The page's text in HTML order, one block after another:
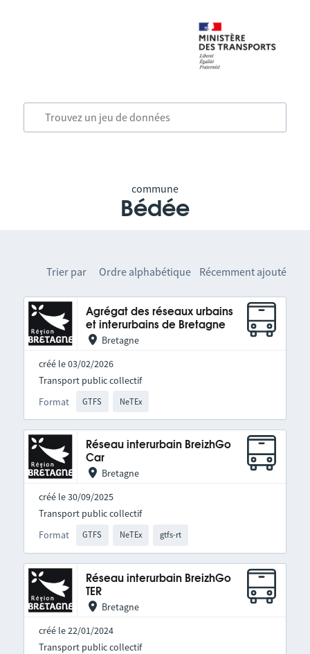
commune
Bédée
Trier par Ordre alphabétique Récemment ajouté
Agrégat des réseaux urbains
et interurbains de Bretagne
Bretagne
créé le 03/02/2026
Format GTFS NeTEx
Transport public collectif
Réseau interurbain BreizhGo
Car
Bretagne
créé le 30/09/2025
Format GTFS NeTEx gtfs-rt
Transport public collectif
Réseau interurbain BreizhGo
TER
Bretagne
créé le 22/01/2024
Transport public collectif